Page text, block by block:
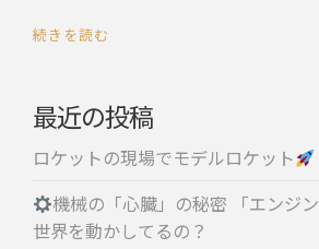
続きを読む
最近の投稿
ロケットの現場でモデルロケット
機械の「心臓」の秘密 「エンジ
世界を動かしてるの？